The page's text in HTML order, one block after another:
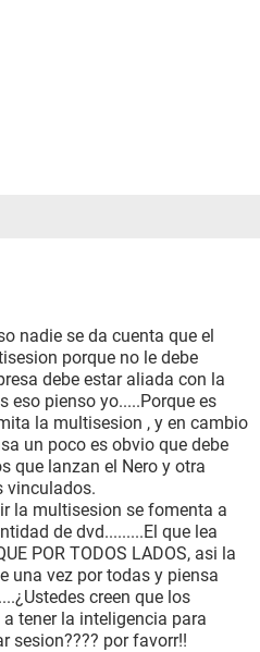
nadie se da cuenta que el
porque no le debe
debe estar aliada con la
eso pienso yo.....Porque es
la multisesion , y en cambio
un poco es obvio que debe
que lanzan el Nero y otra
vinculados.
la multisesion se fomenta a
de dvd.........El que lea
POR TODOS LADOS, asi la
una vez por todas y piensa
creen que los
tener la inteligencia para
sesion???? por favorr!!